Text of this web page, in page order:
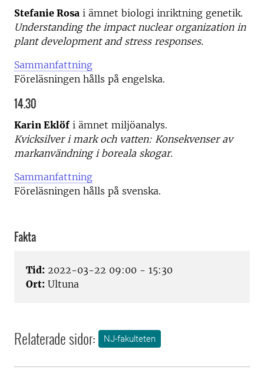
Stefanie Rosa i ämnet biologi inriktning genetik.
Understanding the impact nuclear organization in
plant development and stress responses.
Sammanfattning
Föreläsningen hålls på engelska.
14.30
Karin Eklöf i ämnet miljöanalys.
Kvicksilver i mark och vatten: Konsekvenser av
markanvändning i boreala skogar.
Sammanfattning
Föreläsningen hålls på svenska.
Fakta
Tid: 2022-03-22 09:00 - 15:30
Ort: Ultuna
Relaterade sidor: NJ-fakulteten